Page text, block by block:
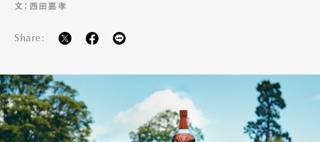
文：西田嘉孝
Share: